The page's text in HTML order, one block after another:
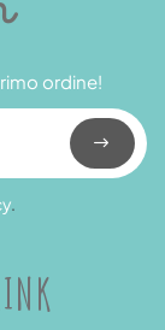
ordine!
.